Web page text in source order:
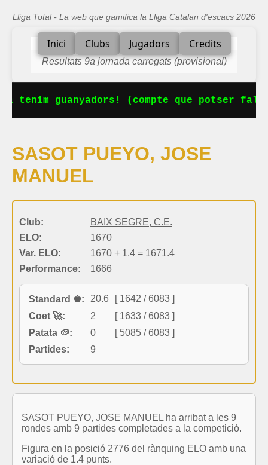
Lliga Total - La web que gamifica la Lliga Catalan d'escacs 2026
Inici Clubs Jugadors Credits
Resultats 9a jornada carregats (provisional)
tenim guanyadors! (compte que potser
SASOT PUEYO, JOSE
MANUEL
Club:
BAIX SEGRE, C.E.
ELO:
1670
Var. ELO:
1670 + 1.4 = 1671.4
Performance:
1666
Standard ♚: 20.6
[ 1642 / 6083 ]
Coet 🚀:
2
[ 1633 / 6083 ]
Patata 🥔:
0
[ 5085 / 6083 ]
Partides:
9
SASOT PUEYO, JOSE MANUEL ha arribat a les 9
rondes amb 9 partides completades a la competició.
Figura en la posició 2776 del rànquing ELO amb una
variació de 1.4 punts.